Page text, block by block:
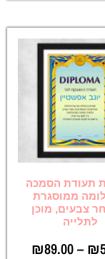
תעודת הסמכה
ממוסגרת
צבעים, מוכן
לתלייה
₪
–
₪89.00